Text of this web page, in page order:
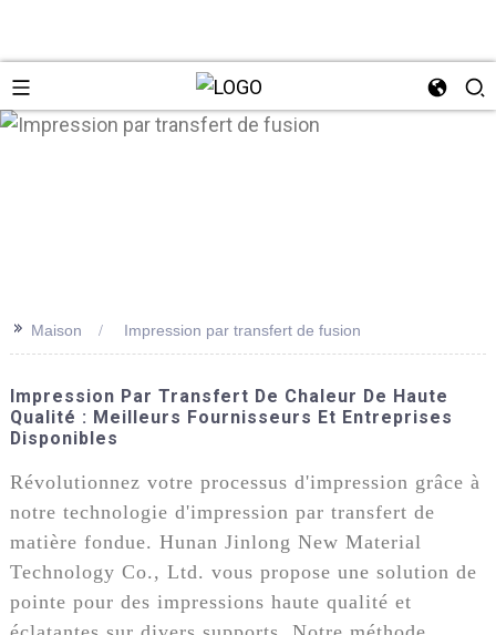
>> Maison Impression par transfert de fusion
Impression Par Transfert De Chaleur De Haute
Qualité : Meilleurs Fournisseurs Et Entreprises
Disponibles
Révolutionnez votre processus d'impression grâce à
notre technologie d'impression par transfert de
matière fondue. Hunan Jinlong New Material
Technology Co., Ltd. vous propose une solution de
pointe pour des impressions haute qualité et